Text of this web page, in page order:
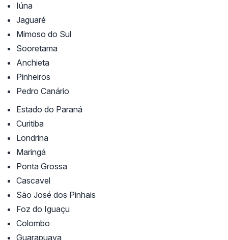
Iúna
Jaguaré
Mimoso do Sul
Sooretama
Anchieta
Pinheiros
Pedro Canário
Estado do Paraná
Curitiba
Londrina
Maringá
Ponta Grossa
Cascavel
São José dos Pinhais
Foz do Iguaçu
Colombo
Guarapuava